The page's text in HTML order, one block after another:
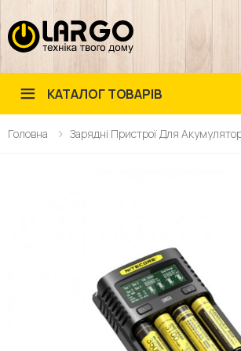
КАТАЛОГ ТОВАРІВ
Головна Зарядні Пристрої Для